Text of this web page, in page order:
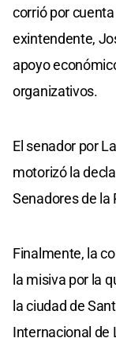
corrió por
exintendente,
apoyo
organizativos.
El senador por
motorizó la
Senadores de la
Finalmente, la
la misiva por la
la ciudad de
Internacional de